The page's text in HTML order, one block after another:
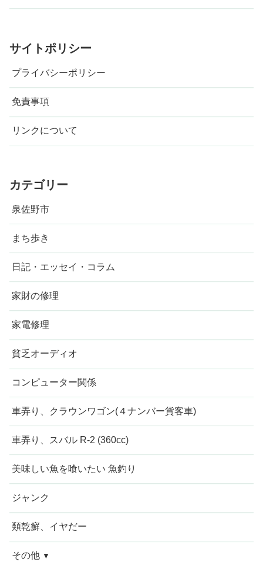
サイトポリシー
プライバシーポリシー
免責事項
リンクについて
カテゴリー
泉佐野市
まち歩き
日記・エッセイ・コラム
家財の修理
家電修理
貧乏オーディオ
コンピューター関係
車弄り、クラウンワゴン(４ナンバー貨客車)
車弄り、スバル R-2 (360cc)
美味しい魚を喰いたい 魚釣り
ジャンク
類乾癬、イヤだー
その他